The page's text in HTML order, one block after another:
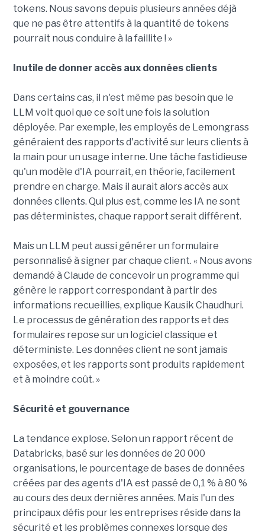
tokens. Nous savons depuis plusieurs années déjà
que ne pas être attentifs à la quantité de tokens
pourrait nous conduire à la faillite ! »
Inutile de donner accès aux données clients
Dans certains cas, il n'est même pas besoin que le
LLM voit quoi que ce soit une fois la solution
déployée. Par exemple, les employés de Lemongrass
généraient des rapports d'activité sur leurs clients à
la main pour un usage interne. Une tâche fastidieuse
qu'un modèle d'IA pourrait, en théorie, facilement
prendre en charge. Mais il aurait alors accès aux
données clients. Qui plus est, comme les IA ne sont
pas déterministes, chaque rapport serait différent.
Mais un LLM peut aussi générer un formulaire
personnalisé à signer par chaque client. « Nous avons
demandé à Claude de concevoir un programme qui
génère le rapport correspondant à partir des
informations recueillies, explique Kausik Chaudhuri.
Le processus de génération des rapports et des
formulaires repose sur un logiciel classique et
déterministe. Les données client ne sont jamais
exposées, et les rapports sont produits rapidement
et à moindre coût. »
Sécurité et gouvernance
La tendance explose. Selon un rapport récent de
Databricks, basé sur les données de 20 000
organisations, le pourcentage de bases de données
créées par des agents d'IA est passé de 0,1 % à 80 %
au cours des deux dernières années. Mais l'un des
principaux défis pour les entreprises réside dans la
sécurité et les problèmes connexes lorsque des